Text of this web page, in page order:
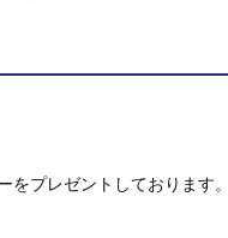
をプレゼントしております。